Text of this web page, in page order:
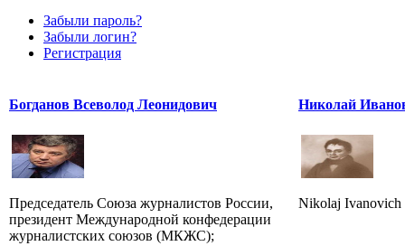
Забыли пароль?
Забыли логин?
Регистрация
Богданов Всеволод Леонидович
Председатель Союза журналистов России,
президент Международной конфедерации
журналистских союзов (МКЖС);
Николай
Nikolaj Ivanovich